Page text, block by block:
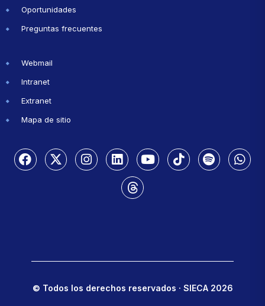
Oportunidades
Preguntas frecuentes
Webmail
Intranet
Extranet
Mapa de sitio
© Todos los derechos reservados · SIECA 2026